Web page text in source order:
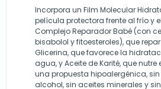
Incorpora un Film Molecular
película protectora frente al frío y
Complejo Reparador Babé (con
bisabolol y fitoesteroles), que
Glicerina, que favorece la
agua, y Aceite de Karité, que nutre
una propuesta hipoalergénica,
alcohol, sin aceites minerales y